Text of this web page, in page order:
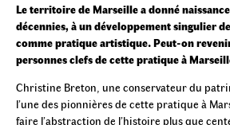
Le territoire de Marseille a donné
décennies, à un développement singulier
comme pratique artistique. Peut-on
personnes clefs de cette pratique à
Christine Breton, une conservateur du
l’une des pionnières de cette pratique à
faire l’abstraction de l’histoire plus que